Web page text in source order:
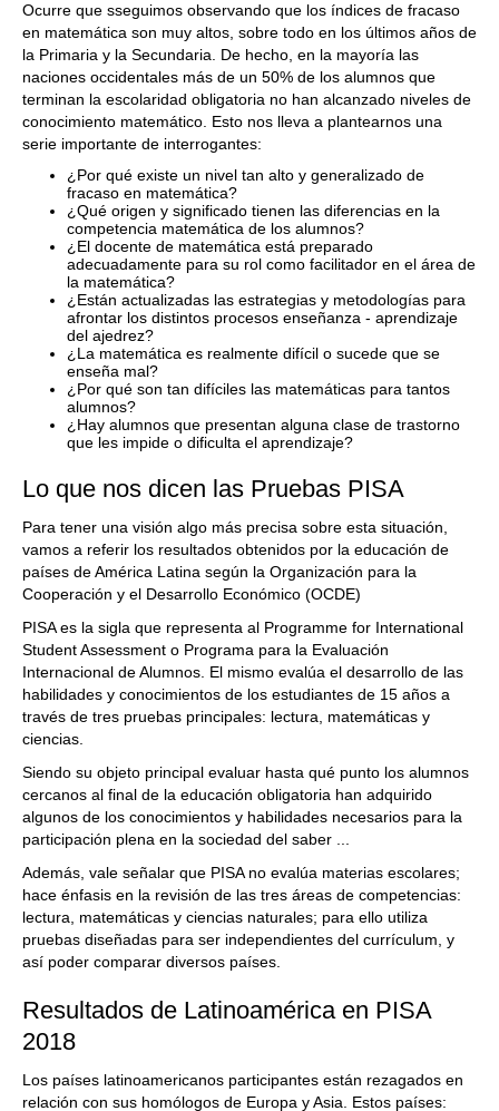
Ocurre que sseguimos observando que los índices de fracaso
en matemática son muy altos, sobre todo en los últimos años de
la Primaria y la Secundaria. De hecho, en la mayoría las
naciones occidentales más de un 50% de los alumnos que
terminan la escolaridad obligatoria no han alcanzado niveles de
conocimiento matemático. Esto nos lleva a plantearnos una
serie importante de interrogantes:
¿Por qué existe un nivel tan alto y generalizado de
fracaso en matemática?
¿Qué origen y significado tienen las diferencias en la
competencia matemática de los alumnos?
¿El docente de matemática está preparado
adecuadamente para su rol como facilitador en el área de
la matemática?
¿Están actualizadas las estrategias y metodologías para
afrontar los distintos procesos enseñanza - aprendizaje
del ajedrez?
¿La matemática es realmente difícil o sucede que se
enseña mal?
¿Por qué son tan difíciles las matemáticas para tantos
alumnos?
¿Hay alumnos que presentan alguna clase de trastorno
que les impide o dificulta el aprendizaje?
Lo que nos dicen las Pruebas PISA
Para tener una visión algo más precisa sobre esta situación,
vamos a referir los resultados obtenidos por la educación de
países de América Latina según la Organización para la
Cooperación y el Desarrollo Económico (OCDE)
PISA es la sigla que representa al Programme for International
Student Assessment o Programa para la Evaluación
Internacional de Alumnos. El mismo evalúa el desarrollo de las
habilidades y conocimientos de los estudiantes de 15 años a
través de tres pruebas principales: lectura, matemáticas y
ciencias.
Siendo su objeto principal evaluar hasta qué punto los alumnos
cercanos al final de la educación obligatoria han adquirido
algunos de los conocimientos y habilidades necesarios para la
participación plena en la sociedad del saber ...
Además, vale señalar que PISA no evalúa materias escolares;
hace énfasis en la revisión de las tres áreas de competencias:
lectura, matemáticas y ciencias naturales; para ello utiliza
pruebas diseñadas para ser independientes del currículum, y
así poder comparar diversos países.
Resultados de Latinoamérica en PISA
2018
Los países latinoamericanos participantes están rezagados en
relación con sus homólogos de Europa y Asia. Estos países: